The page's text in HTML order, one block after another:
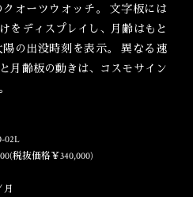
オーツウオッチ。
文字板には
をディスプレイし、月齢はもと
の出没時刻を表示。
異なる速
月齢板の動きは、コスモサイン
02L
税抜価格￥340,000)
月